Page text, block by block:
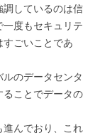
調しているのは信
度もセキュリテ
すごいことであ
のデータセンタ
ることでデータの
進んでおり、これ